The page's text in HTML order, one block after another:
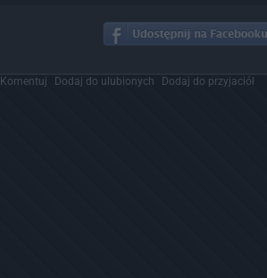
Komentuj Dodaj do ulubionych Dodaj do przyjaciół